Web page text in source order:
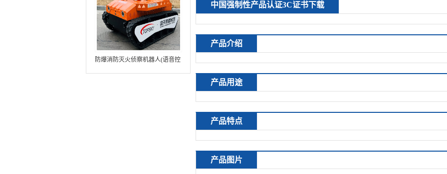
防爆消防灭火侦察机器人(语音控
制+跟随功能+5G控制+水炮跟踪
中国强制性产品认证3C证书下载
产品介绍
产品用途
产品特点
产品图片